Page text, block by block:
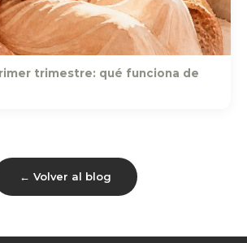
trimestre: qué funciona de
← Volver al blog